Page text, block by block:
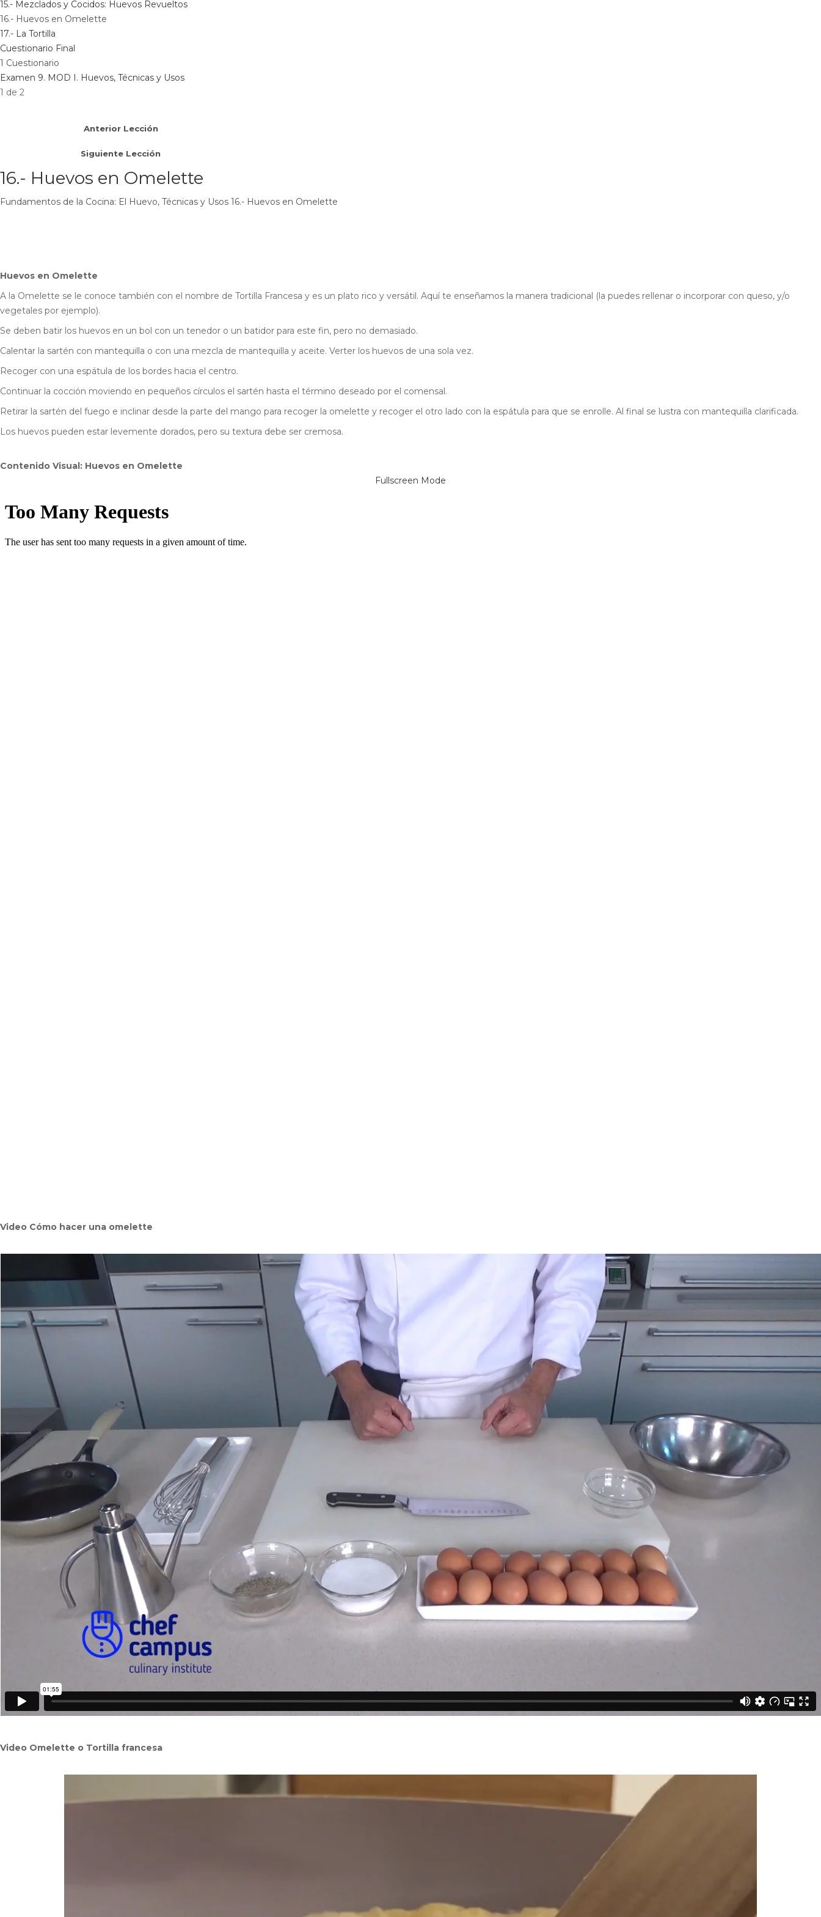
15.- Mezclados y Cocidos: Huevos Revueltos
16.- Huevos en Omelette
17.- La Tortilla
Cuestionario Final
1 Cuestionario
Examen 9. MOD I. Huevos, Técnicas y Usos
1 de 2
Anterior Lección
Siguiente Lección
16.- Huevos en Omelette
Fundamentos de la Cocina: El Huevo, Técnicas y Usos 16.- Huevos en Omelette
Huevos en Omelette
A la Omelette se le conoce también con el nombre de Tortilla Francesa y es un plato rico y versátil. Aquí te enseñamos la manera tradicional (la puedes rellenar o incorporar con queso, y/o
vegetales por ejemplo).
Se deben batir los huevos en un bol con un tenedor o un batidor para este fin, pero no demasiado.
Calentar la sartén con mantequilla o con una mezcla de mantequilla y aceite. Verter los huevos de una sola vez.
Recoger con una espátula de los bordes hacia el centro.
Continuar la cocción moviendo en pequeños círculos el sartén hasta el término deseado por el comensal.
Retirar la sartén del fuego e inclinar desde la parte del mango para recoger la omelette y recoger el otro lado con la espátula para que se enrolle. Al final se lustra con mantequilla clarificada.
Los huevos pueden estar levemente dorados, pero su textura debe ser cremosa.
Contenido Visual: Huevos en Omelette
Fullscreen Mode
Video Cómo hacer una omelette
Video Omelette o Tortilla francesa